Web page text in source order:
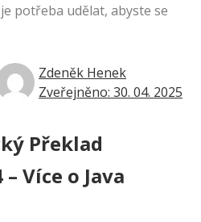
potřeba udělat, abyste se
Zdeněk Henek
Zveřejněno: 30. 04. 2025
Překlad
Více o Java